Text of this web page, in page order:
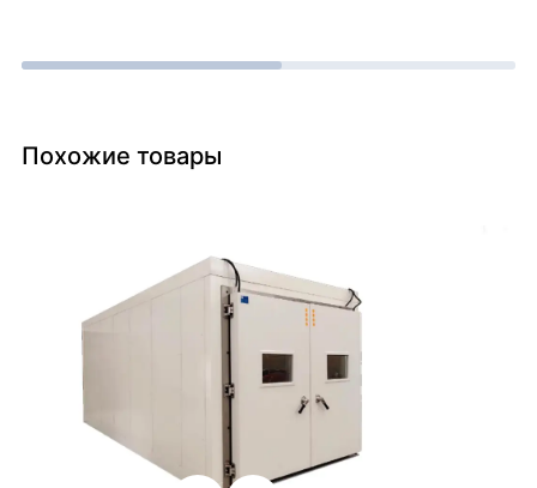
Похожие товары